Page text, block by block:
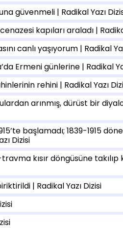
güvenmeli | Radikal Yazı
kapıları araladı |
canlı yaşıyorum | Radikal
Ermeni günlerine | Radikal
rehini | Radikal Yazı
arınmış, dürüst bir
başlamadı; 1839-1915
Dizisi
kısır döngüsüne takılıp
| Radikal Yazı Dizisi